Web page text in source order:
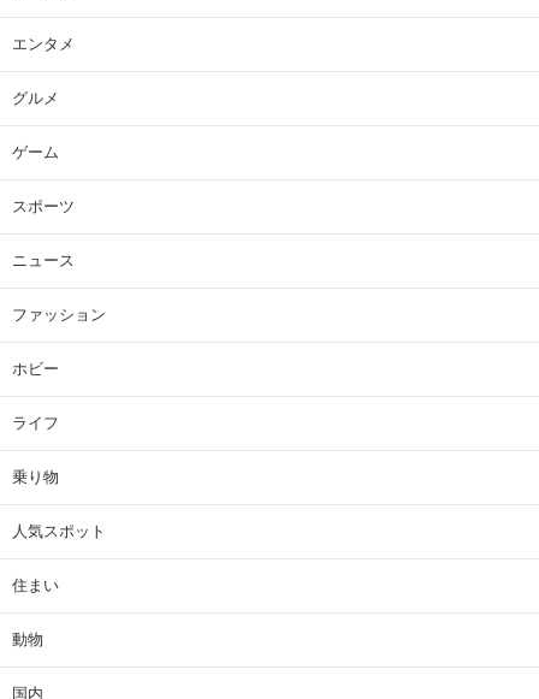
エンタメ
グルメ
ゲーム
スポーツ
ニュース
ファッション
ホビー
ライフ
乗り物
人気スポット
住まい
動物
国内